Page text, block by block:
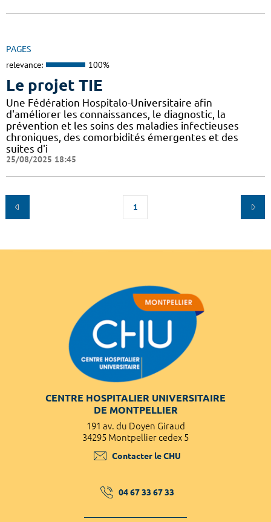
PAGES
relevance: 100%
Le projet TIE
Une Fédération Hospitalo-Universitaire afin
d'améliorer les connaissances, le diagnostic, la
prévention et les soins des maladies infectieuses
chroniques, des comorbidités émergentes et des
suites d'i
25/08/2025 18:45
1
CENTRE HOSPITALIER UNIVERSITAIRE
DE MONTPELLIER
191 av. du Doyen Giraud
34295 Montpellier cedex 5
Contacter le CHU
04 67 33 67 33